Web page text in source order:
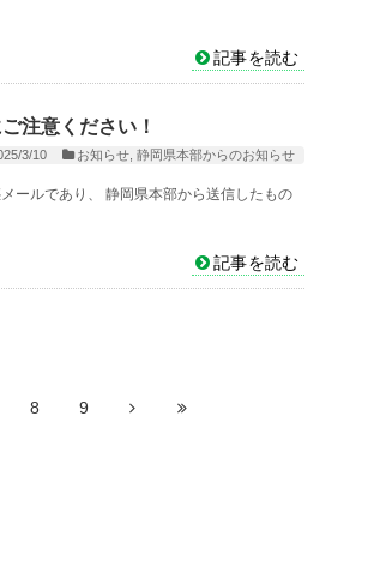
記事を読む
注意ください！
3/10 お知らせ ,静岡県本部からのお知らせ
ールであり、 静岡県本部から送信したもの
記事を読む
8 9